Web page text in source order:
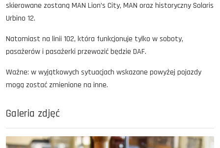
skierowane zostaną MAN Lion’s City, MAN oraz historyczny Solaris
Urbino 12.
Natomiast na linii 102, która funkcjonuje tylko w soboty,
pasażerów i pasażerki przewozić będzie DAF.
Ważne: w wyjątkowych sytuacjach wskazane powyżej pojazdy
mogą zostać zmienione na inne.
Galeria zdjęć